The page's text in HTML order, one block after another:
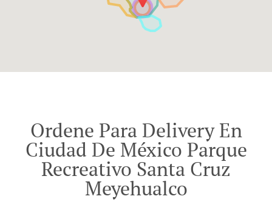
Ordene Para Delivery En
Ciudad De México Parque
Recreativo Santa Cruz
Meyehualco